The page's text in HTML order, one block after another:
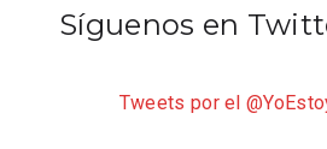
Síguenos en
Tweets por el